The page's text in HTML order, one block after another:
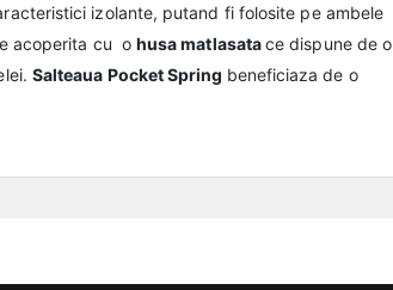
izolante, putand fi folosite pe ambele
acoperita cu o husa matlasatace dispune de o
Salteaua Pocket Spring beneficiaza de o